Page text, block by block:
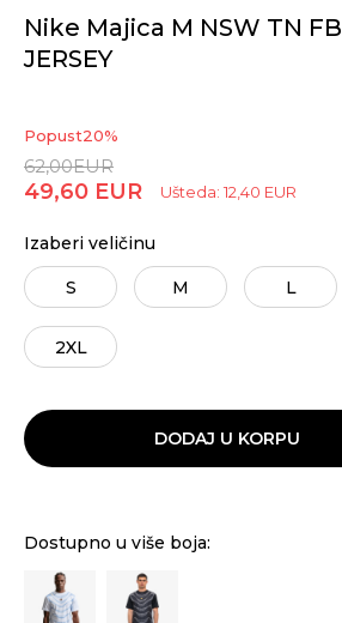
Nike Majica M NSW TN FB
JERSEY
Popust20%
62,00EUR
49,60 EUR Ušteda: 12,40 EUR
Izaberi veličinu
S M L
2XL
DODAJ U KORPU
Dostupno u više boja: